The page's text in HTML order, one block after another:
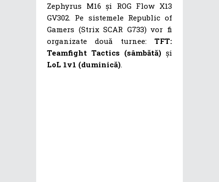
Zephyrus M16 și ROG Flow X13
GV302. Pe sistemele Republic of
Gamers (Strix SCAR G733) vor fi
organizate două turnee: TFT:
Teamfight Tactics (sâmbătă) și
LoL 1v1 (duminică).